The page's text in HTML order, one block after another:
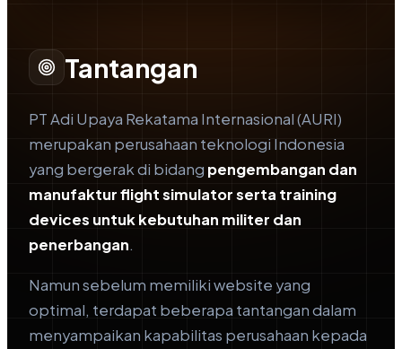
PT Aditama Reka
Cipta
Tantangan
PT Adi Upaya Rekatama Internasional (AURI)
merupakan perusahaan teknologi Indonesia
yang bergerak di bidang pengembangan dan
manufaktur flight simulator serta training
devices untuk kebutuhan militer dan
penerbangan.
Namun sebelum memiliki website yang
optimal, terdapat beberapa tantangan dalam
menyampaikan kapabilitas perusahaan kepada